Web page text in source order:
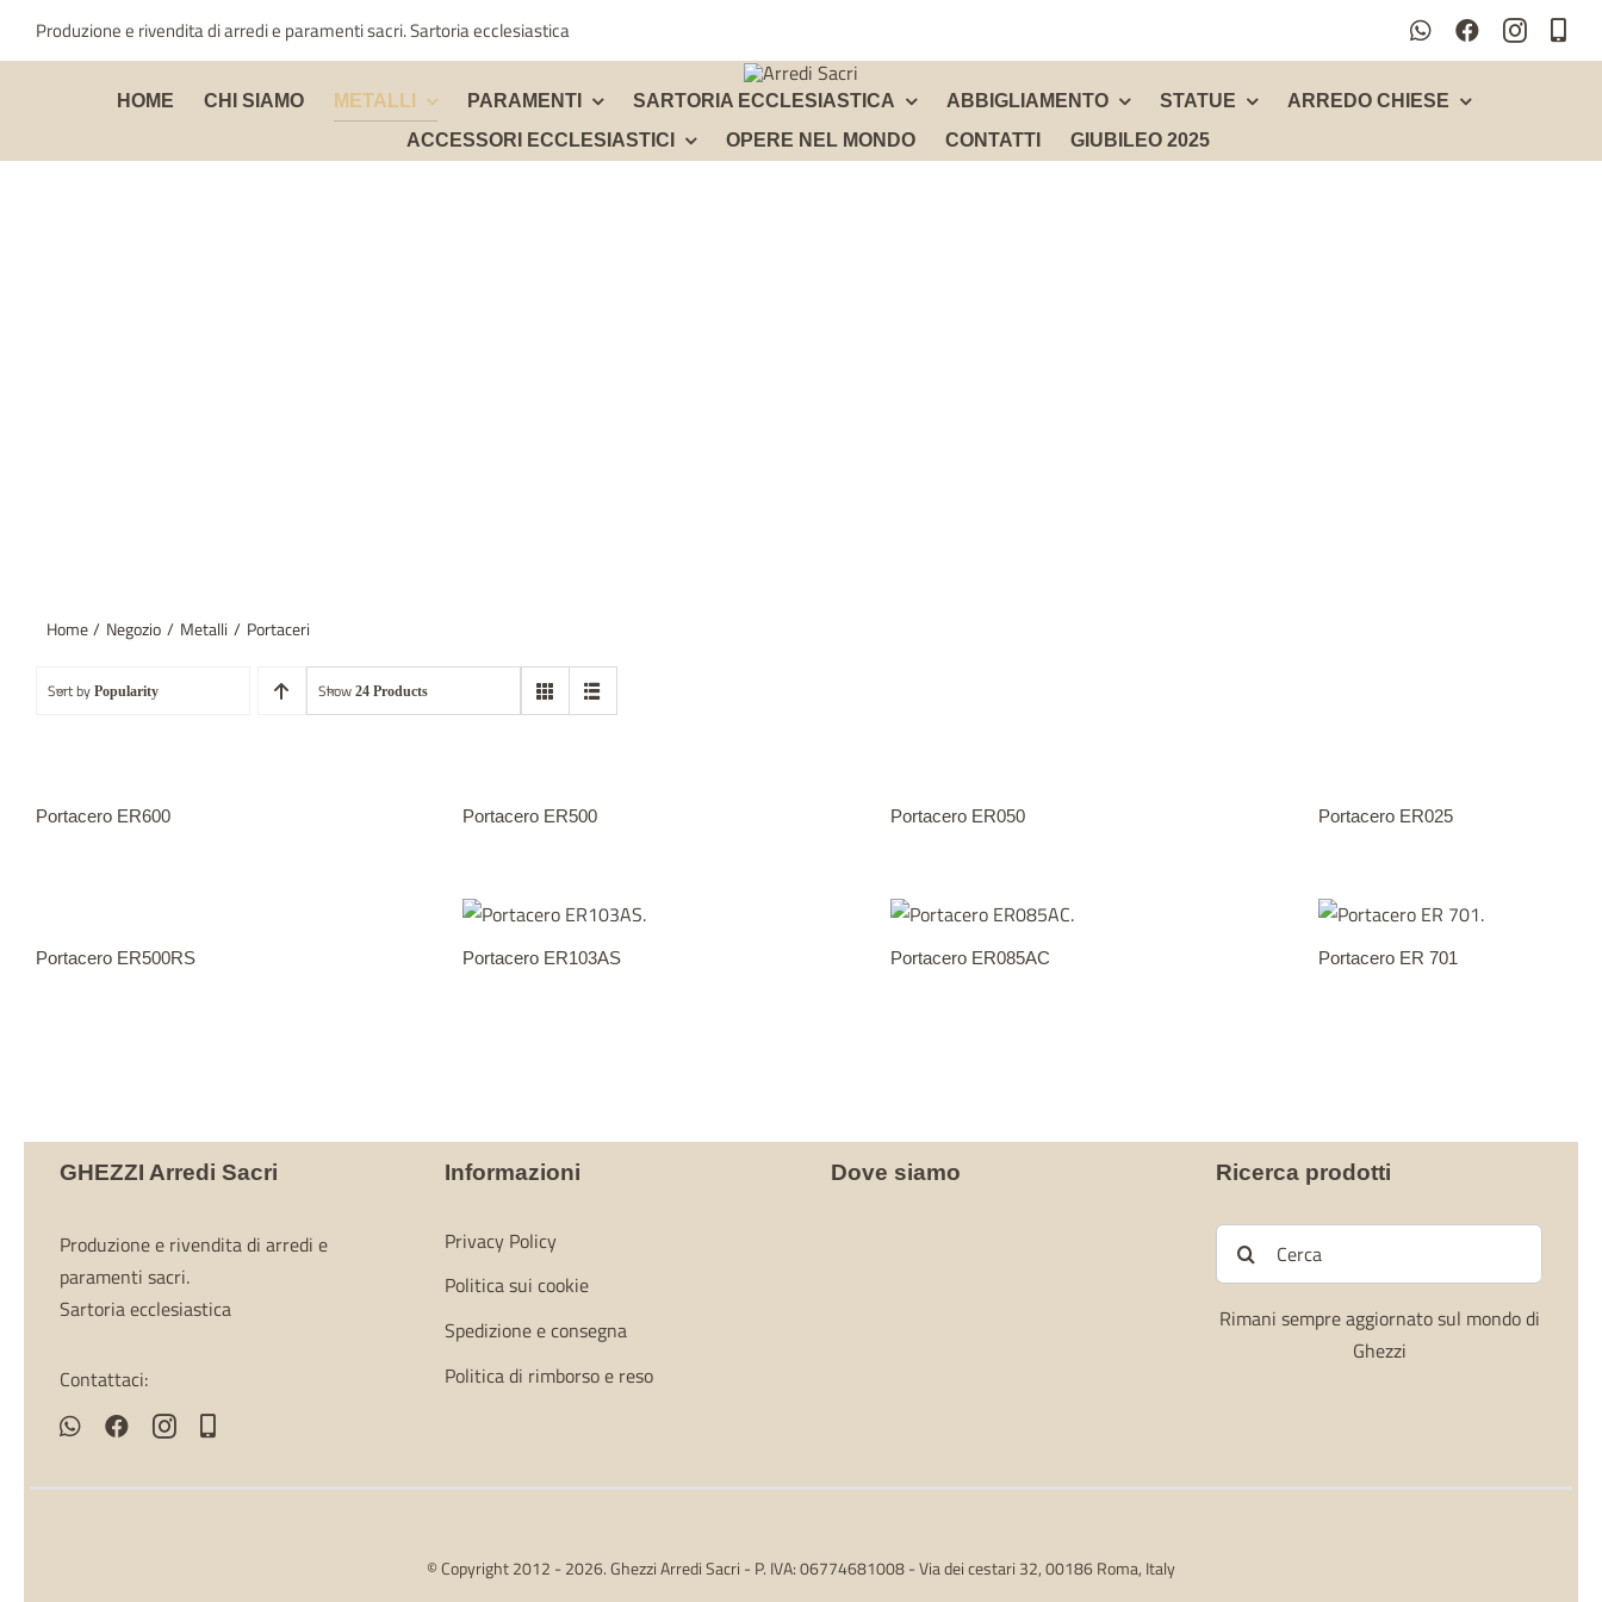
Produzione e rivendita di arredi e paramenti sacri. Sartoria ecclesiastica
HOME CHI SIAMO METALLI PARAMENTI SARTORIA ECCLESIASTICA ABBIGLIAMENTO STATUE
ARREDO CHIESE
ACCESSORI ECCLESIASTICI
OPERE NEL MONDO CONTATTI GIUBILEO 2025
Home Negozio Metalli Portaceri
Sort by Popularity Show 24 Products
Portacero ER600 Portacero ER500 Portacero ER050 Portacero ER025
Portacero ER500RS Portacero ER103AS Portacero ER085AC Portacero ER 701
GHEZZI Arredi Sacri
Produzione e rivendita di arredi e
paramenti sacri.
Sartoria ecclesiastica
Contattaci:
Informazioni
Privacy Policy
Politica sui cookie
Spedizione e consegna
Politica di rimborso e reso
Dove siamo Ricerca prodotti
Cerca
per:
Rimani sempre aggiornato sul mondo di
Ghezzi
© Copyright 2012 - 2026. Ghezzi Arredi Sacri - P. IVA: 06774681008 - Via dei cestari 32, 00186 Roma, Italy